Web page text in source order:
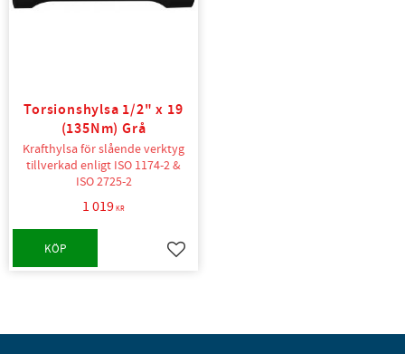
Torsionshylsa 1/2" x 19
(135Nm) Grå
Krafthylsa för slående verktyg
tillverkad enligt ISO 1174-2 &
ISO 2725-2
1 019KR
Lägg till i favoriter
KÖP